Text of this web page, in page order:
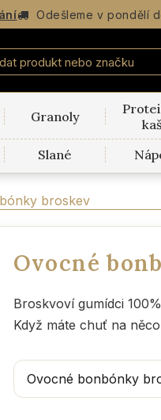
Odešleme vpondělí
Granoly
Slané
broskev
Ovocné
Broskvoví gumídci
Když máte chuť na